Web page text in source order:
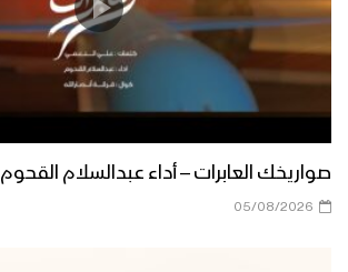
صواريخك العابرات – أداء عبدالسلام القحوم 1448هـ
05/08/2026